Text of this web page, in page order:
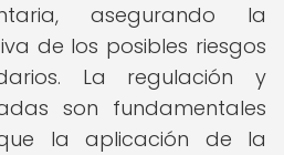
asegurando la
de los posibles riesgos
La regulación y
son fundamentales
la aplicación de la